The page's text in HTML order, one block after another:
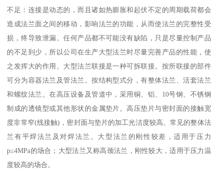
不足：连接是动态的，而且诸如热膨胀和起伏不定的周期载荷都会
造成法兰面之间的移动，影响法兰的功能，从而使法兰的完整性受
损，终导致泄漏。任何产品都不可能没有缺陷，只是尽量控制产品
的不足到少，所以公司在生产大型法兰时尽量完善产品的性能，使
之发挥大的作用。大型法兰联接是一种可拆联接。按所联接的部件
可分为容器法兰及管法兰。按结构型式分，有整体法兰、活套法兰
和螺纹法兰。在高压设备及管道中，采用铜、铝、10号钢、不锈钢
制成的透镜型或其他形状的金属垫片。高压垫片与密封面的接触宽
度非常窄(线接触)，密封面与垫片的加工光洁度较高。常见的整体法
兰有平焊法兰及对焊法兰。大型法兰的刚性较差，适用于压力
p≤4MPa的场合；大型法兰又称高颈法兰，刚性较大，适用于压力温
度较高的场合。